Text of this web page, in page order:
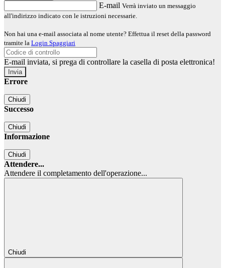
E-mail Verrà inviato un messaggio
all'indirizzo indicato con le istruzioni necessarie.
Non hai una e-mail associata al nome utente? Effettua il reset della password
tramite la Login Spaggiari
E-mail inviata, si prega di controllare la casella di posta elettronica!
Errore
Chiudi
Successo
Chiudi
Informazione
Chiudi
Attendere...
Attendere il completamento dell'operazione...
Chiudi